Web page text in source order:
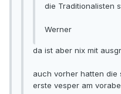
die Traditionalisten
Werner
da ist aber nix mit
auch vorher hatten die
erste vesper am